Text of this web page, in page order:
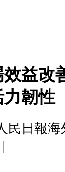
益改
韌性
民日報海
|